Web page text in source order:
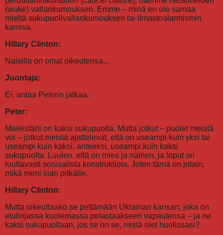
(woke) vallankumouksen. Emme – minä en ole samaa
mieltä sukupuolivallankumouksen tai ilmastoalarmismin
kanssa.
Hillary Clinton:
Naisilla on omat oikeutensa...
Juontaja:
Ei, antaa Peterin jatkaa.
Peter:
Mielestäni on kaksi sukupuolta. Mutta jotkut – puolet meistä
voi – jotkut meistä ajattelevat, että on useampi kuin yksi tai
useampi kuin kaksi, anteeksi, useampi kuin kaksi
sukupuolta. Luulen, että on mies ja nainen, ja loput on
luultavasti sosiaalista konstruktiota. Joten tämä on jotain,
mikä meni liian pitkälle.
Hillary Clinton:
Mutta oikeuttaako se pettämään Ukrainan kansan, joka on
etulinjassa kuolemassa pelastaakseen vapautensa – ja ne
kaksi sukupuoltaan, jos se on se, mistä olet huolissasi?